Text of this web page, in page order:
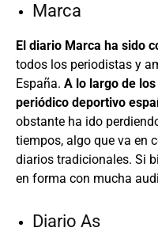
Marca
El diario Marca ha sido
todos los periodistas y
España. A lo largo de
periódico deportivo
obstante ha ido
tiempos, algo que va en
diarios tradicionales. Si
en forma con mucha
Diario As